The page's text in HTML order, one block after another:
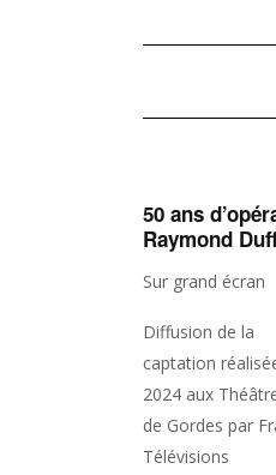
50 ans
Raymond
Sur grand écran
Diffusion de la
captation
2024 aux
de Gordes par
Télévisions